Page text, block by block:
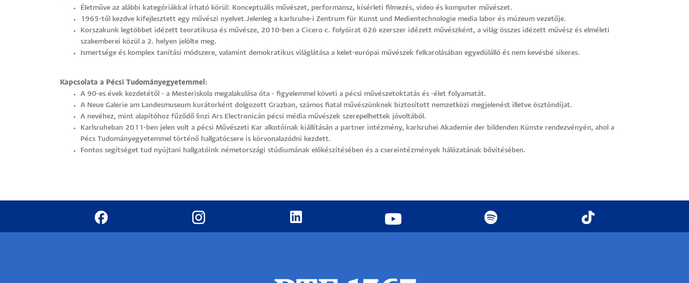
Életműve az alábbi kategóriákkal írható körül: Konceptuális művészet, performansz, kísérleti filmezés, video és komputer művészet.
1965-től kezdve kifejlesztett egy művészi nyelvet.Jelenleg a karlsruhe-i Zentrum für Kunst und Medientechnologie media labor és múzeum vezetője.
Korszakunk legtöbbet idézett teoratikusa és művésze, 2010-ben a Cicero c. folyóirat 626 ezerszer idézett művészként, a világ összes idézett művész és elméleti
szakemberei közül a 2. helyen jelölte meg.
Ismertsége és komplex tanítási módszere, valamint demokratikus világlátása a kelet-európai művészek felkarolásában egyedülálló és nem kevésbé sikeres.
Kapcsolata a Pécsi Tudományegyetemmel:
A 90-es évek kezdetétől - a Mesteriskola megalakulása óta - figyelemmel követi a pécsi művészetoktatás és -élet folyamatát.
A Neue Galerie am Landesmuseum kurátorként dolgozott Grazban, számos fiatal művészünknek biztosított nemzetközi megjelenést illetve ösztöndíjat.
A nevéhez, mint alapítóhoz fűződő linzi Ars Electronicán pécsi média művészek szerepelhettek jóvoltából.
Karlsruheban 2011-ben jelen volt a pécsi Művészeti Kar alkotóinak kiállításán a partner intézmény, karlsruhei Akademie der bildenden Künste rendezvényén, ahol a
Pécs Tudományegyetemmel történő hallgatócsere is körvonalazódni kezdett.
Fontos segítséget tud nyújtani hallgatóink németországi stúdiumának előkészítésében és a csereintézmények hálózatának bővítésében.